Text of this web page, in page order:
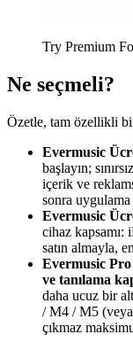
Try Premium
Ne seçmeli?
Özetle, tam özellikli
Evermusic
başlayın;
içerik ve
sonra
Evermusic
cihaz kapsamı:
satın almayla,
Evermusic Pro
ve tanılama
daha ucuz bir
/ M4 / M5 (veya
çıkmaz